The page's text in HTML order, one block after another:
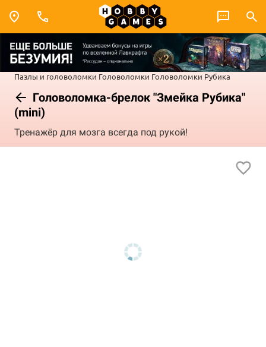
Пазлы и головоломки Головоломки Головоломки Рубика
Головоломка-брелок "Змейка Рубика"
(mini)
Тренажёр для мозга всегда под рукой!